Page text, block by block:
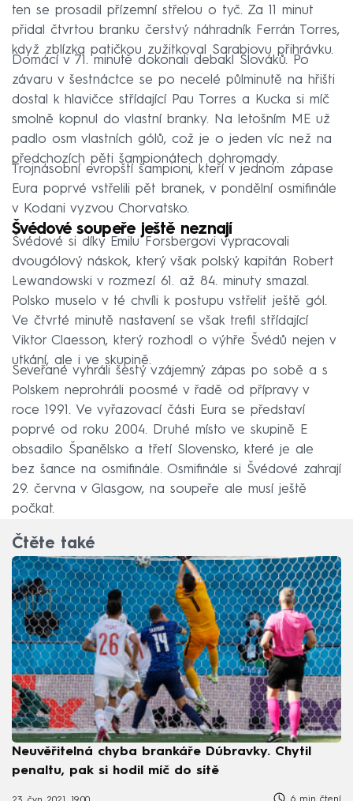
ten se prosadil přízemní střelou o tyč. Za 11 minut
přidal čtvrtou branku čerstvý náhradník Ferrán Torres,
když zblízka patičkou zužitkoval Sarabiovu přihrávku.
Domácí v 71. minutě dokonali debakl Slováků. Po
závaru v šestnáctce se po necelé půlminutě na hřišti
dostal k hlavičce střídající Pau Torres a Kucka si míč
smolně kopnul do vlastní branky. Na letošním ME už
padlo osm vlastních gólů, což je o jeden víc než na
předchozích pěti šampionátech dohromady.
Trojnásobní evropští šampioni, kteří v jednom zápase
Eura poprvé vstřelili pět branek, v pondělní osmifinále
v Kodani vyzvou Chorvatsko.
Švédové soupeře ještě neznají
Švédové si díky Emilu Forsbergovi vypracovali
dvougólový náskok, který však polský kapitán Robert
Lewandowski v rozmezí 61. až 84. minuty smazal.
Polsko muselo v té chvíli k postupu vstřelit ještě gól.
Ve čtvrté minutě nastavení se však trefil střídající
Viktor Claesson, který rozhodl o výhře Švédů nejen v
utkání, ale i ve skupině.
Seveřané vyhráli šestý vzájemný zápas po sobě a s
Polskem neprohráli poosmé v řadě od přípravy v
roce 1991. Ve vyřazovací části Eura se představí
poprvé od roku 2004. Druhé místo ve skupině E
obsadilo Španělsko a třetí Slovensko, které je ale
bez šance na osmifinále. Osmifinále si Švédové zahrají
29. června v Glasgow, na soupeře ale musí ještě
počkat.
Čtěte také
Neuvěřitelná chyba brankáře Dúbravky. Chytil
penaltu, pak si hodil míč do sítě
6 min čtení